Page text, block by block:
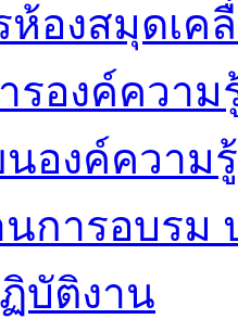
ห้องสมุดเค
รองค์ความ
นองค์ความ
นการอบรม
บัติงาน